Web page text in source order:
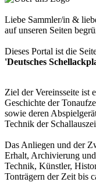
Liebe Sammler/in &
auf unseren Seiten
Dieses Portal ist die
'Deutsches
Ziel der Vereinsseite ist
Geschichte der
sowie deren
Technik der
Das Anliegen und der
Erhalt, Archivierung
Technik, Künstler,
Tonträgern der Zeit bis